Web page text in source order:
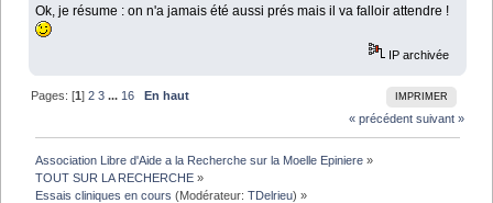
Ok, je résume : on n'a jamais été aussi prés mais il va falloir attendre !
IP archivée
IMPRIMER
Pages: [1]2 3 ... 16
En haut
« précédent suivant »
Association Libre d'Aide a la Recherche sur la Moelle Epiniere »
TOUT SUR LA RECHERCHE »
Essais cliniques en cours (Modérateur:TDelrieu) »